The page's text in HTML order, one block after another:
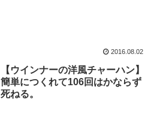
2016.08.02
【ウインナーの洋風チャーハン】
簡単につくれて106回はかならず
死ねる。